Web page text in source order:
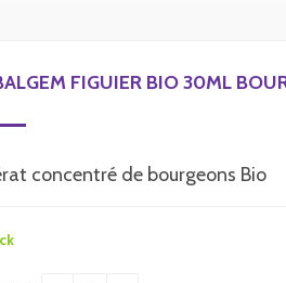
FIGUIER BIO 30ML
concentré de bourgeons Bio